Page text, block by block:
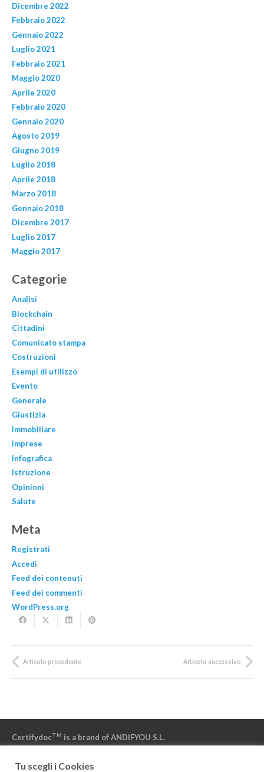
Dicembre 2022
Febbraio 2022
Gennaio 2022
Luglio 2021
Febbraio 2021
Maggio 2020
Aprile 2020
Febbraio 2020
Gennaio 2020
Agosto 2019
Giugno 2019
Luglio 2018
Aprile 2018
Marzo 2018
Gennaio 2018
Dicembre 2017
Luglio 2017
Maggio 2017
Categorie
Analisi
Blockchain
Cittadini
Comunicato stampa
Costruzioni
Esempi di utilizzo
Evento
Generale
Giustizia
Immobiliare
Imprese
Infografica
Istruzione
Opinioni
Salute
Meta
Registrati
Accedi
Feed dei contenuti
Feed dei commenti
WordPress.org
Articolo precedente Articolo successivo
CertifydocTM is a brand of ANDIFYOU S.L.
Tu scegli i Cookies